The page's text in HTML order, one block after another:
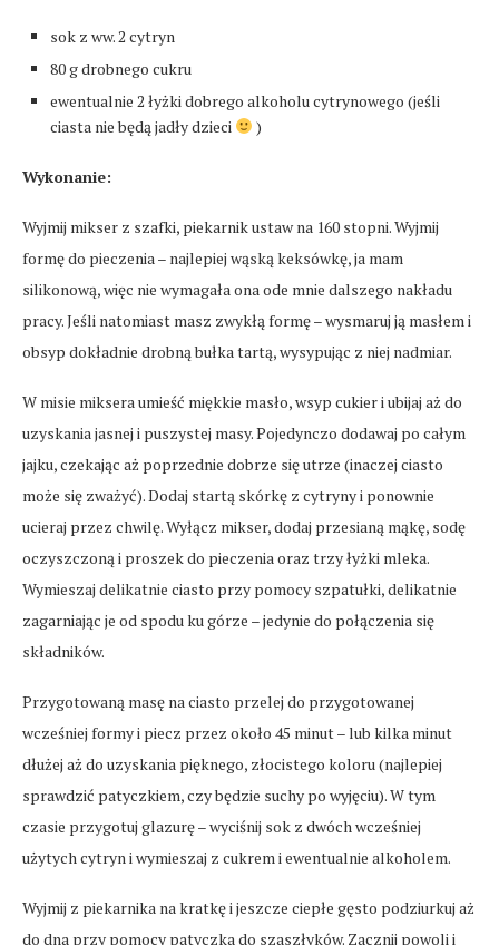
sok z ww. 2 cytryn
80 g drobnego cukru
ewentualnie 2 łyżki dobrego alkoholu cytrynowego (jeśli
ciasta nie będą jadły dzieci
)
Wykonanie:
Wyjmij mikser z szafki, piekarnik ustaw na 160 stopni. Wyjmij
formę do pieczenia – najlepiej wąską keksówkę, ja mam
silikonową, więc nie wymagała ona ode mnie dalszego nakładu
pracy. Jeśli natomiast masz zwykłą formę – wysmaruj ją masłem i
obsyp dokładnie drobną bułka tartą, wysypując z niej nadmiar.
W misie miksera umieść miękkie masło, wsyp cukier i ubijaj aż do
uzyskania jasnej i puszystej masy. Pojedynczo dodawaj po całym
jajku, czekając aż poprzednie dobrze się utrze (inaczej ciasto
może się zważyć). Dodaj startą skórkę z cytryny i ponownie
ucieraj przez chwilę. Wyłącz mikser, dodaj przesianą mąkę, sodę
oczyszczoną i proszek do pieczenia oraz trzy łyżki mleka.
Wymieszaj delikatnie ciasto przy pomocy szpatułki, delikatnie
zagarniając je od spodu ku górze – jedynie do połączenia się
składników.
Przygotowaną masę na ciasto przelej do przygotowanej
wcześniej formy i piecz przez około 45 minut – lub kilka minut
dłużej aż do uzyskania pięknego, złocistego koloru (najlepiej
sprawdzić patyczkiem, czy będzie suchy po wyjęciu). W tym
czasie przygotuj glazurę – wyciśnij sok z dwóch wcześniej
użytych cytryn i wymieszaj z cukrem i ewentualnie alkoholem.
Wyjmij z piekarnika na kratkę i jeszcze ciepłe gęsto podziurkuj aż
do dna przy pomocy patyczka do szaszłyków. Zacznij powoli i